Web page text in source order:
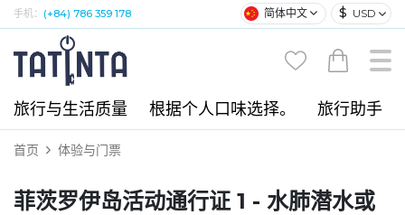
手机： (+84) 786 359 178 简体中文 $ USD
旅行与生活质量 根据个人口味选择。 旅行助手
首页 体验与门票
菲茨罗伊岛活动通行证 1 - 水肺潜水或